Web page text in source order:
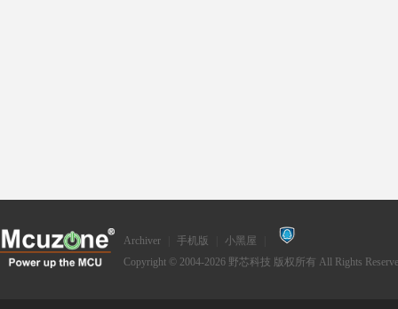
Archiver 手机版 小黑屋
Copyright © 2004-2026 野芯科技 版权所有 All Rights